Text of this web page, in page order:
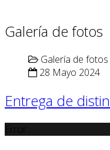
Galería de fotos
Galería de fotos
28 Mayo 2024
Entrega de